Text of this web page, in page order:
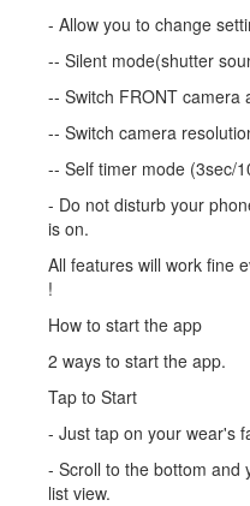
- Allow you to change
-- Silent mode(shutter
-- Switch FRONT camera
-- Switch camera
-- Self timer mode (3sec/
- Do not disturb your
is on.
All features will work fine
!
How to start the app
2 ways to start the app.
Tap to Start
- Just tap on your wear's
- Scroll to the bottom and
list view.